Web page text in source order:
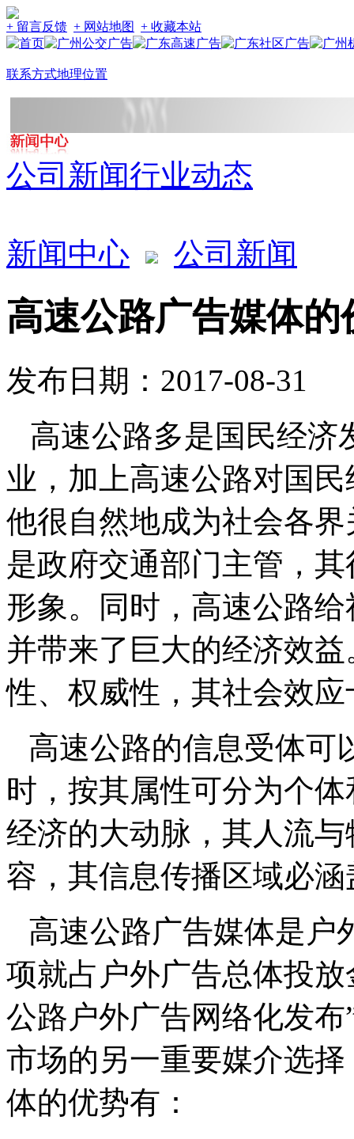
+ 留言反馈 + 网站地图 + 收藏本站
联系方式地理位置
公司新闻行业动态
新闻中心 公司新闻
高速公路广告媒体的
发布日期：2017-08-31
高速公路多是国民经济
业，加上高速公路对国
他很自然地成为社会各
是政府交通部门主管，
形象。同时，高速公路
并带来了巨大的经济效
性、权威性，其社会效
高速公路的信息受体可
时，按其属性可分为个
经济的大动脉，其人流
容，其信息传播区域必
高速公路广告媒体是户
项就占户外广告总体投
公路户外广告网络化发
市场的另一重要媒介选
体的优势有：